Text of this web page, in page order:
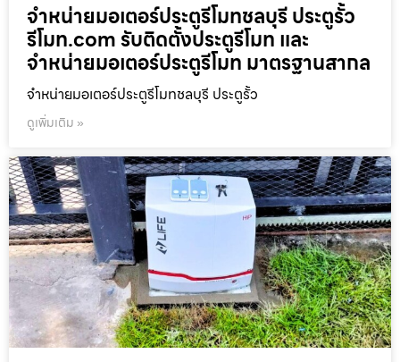
จำหน่ายมอเตอร์ประตูรีโมทชลบุรี ประตูรั้ว
รีโมท.com รับติดตั้งประตูรีโมท และ
จำหน่ายมอเตอร์ประตูรีโมท มาตรฐานสากล
จำหน่ายมอเตอร์ประตูรีโมทชลบุรี ประตูรั้ว
ดูเพิ่มเติม »